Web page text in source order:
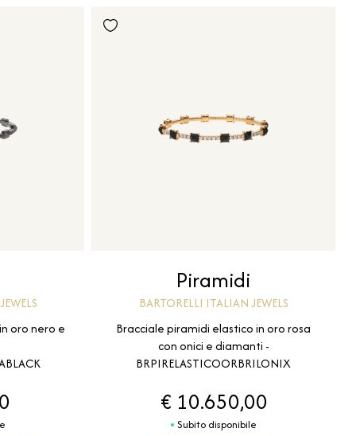
oro nero e
Piramidi
BARTORELLI ITALIAN JEWELS
Bracciale piramidi elastico in oro rosa
con onici e diamanti -
BRPIRELASTICOORBRILONIX
€ 10.650,00
Subito disponibile